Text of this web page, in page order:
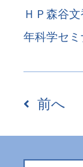
ＨＰ森谷
年科学セミ